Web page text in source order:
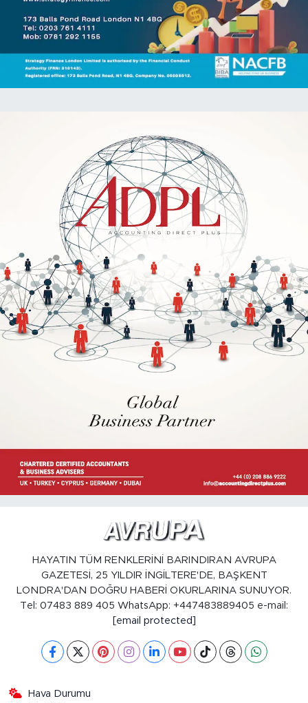
HAYATIN TÜM RENKLERİNİ BARINDIRAN AVRUPA
GAZETESİ, 25 YILDIR İNGİLTERE'DE, BAŞKENT
LONDRA'DAN DOĞRU HABERİ OKURLARINA SUNUYOR.
Tel: 07483 889 405 WhatsApp: +447483889405 e-mail:
[email protected]
Hava Durumu